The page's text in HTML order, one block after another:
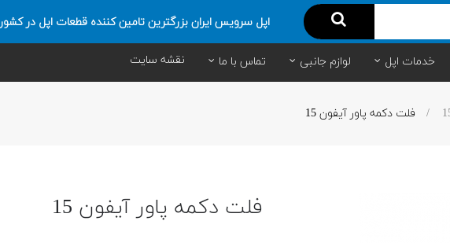
اپل سرویس ایران بزرگترین تامین کننده قطعات اپل در کشور
خدمات اپل لوازم جانبی تماس با ما نقشه سایت
فلت دکمه پاور آیفون 15
فلت دکمه پاور آیفون 15